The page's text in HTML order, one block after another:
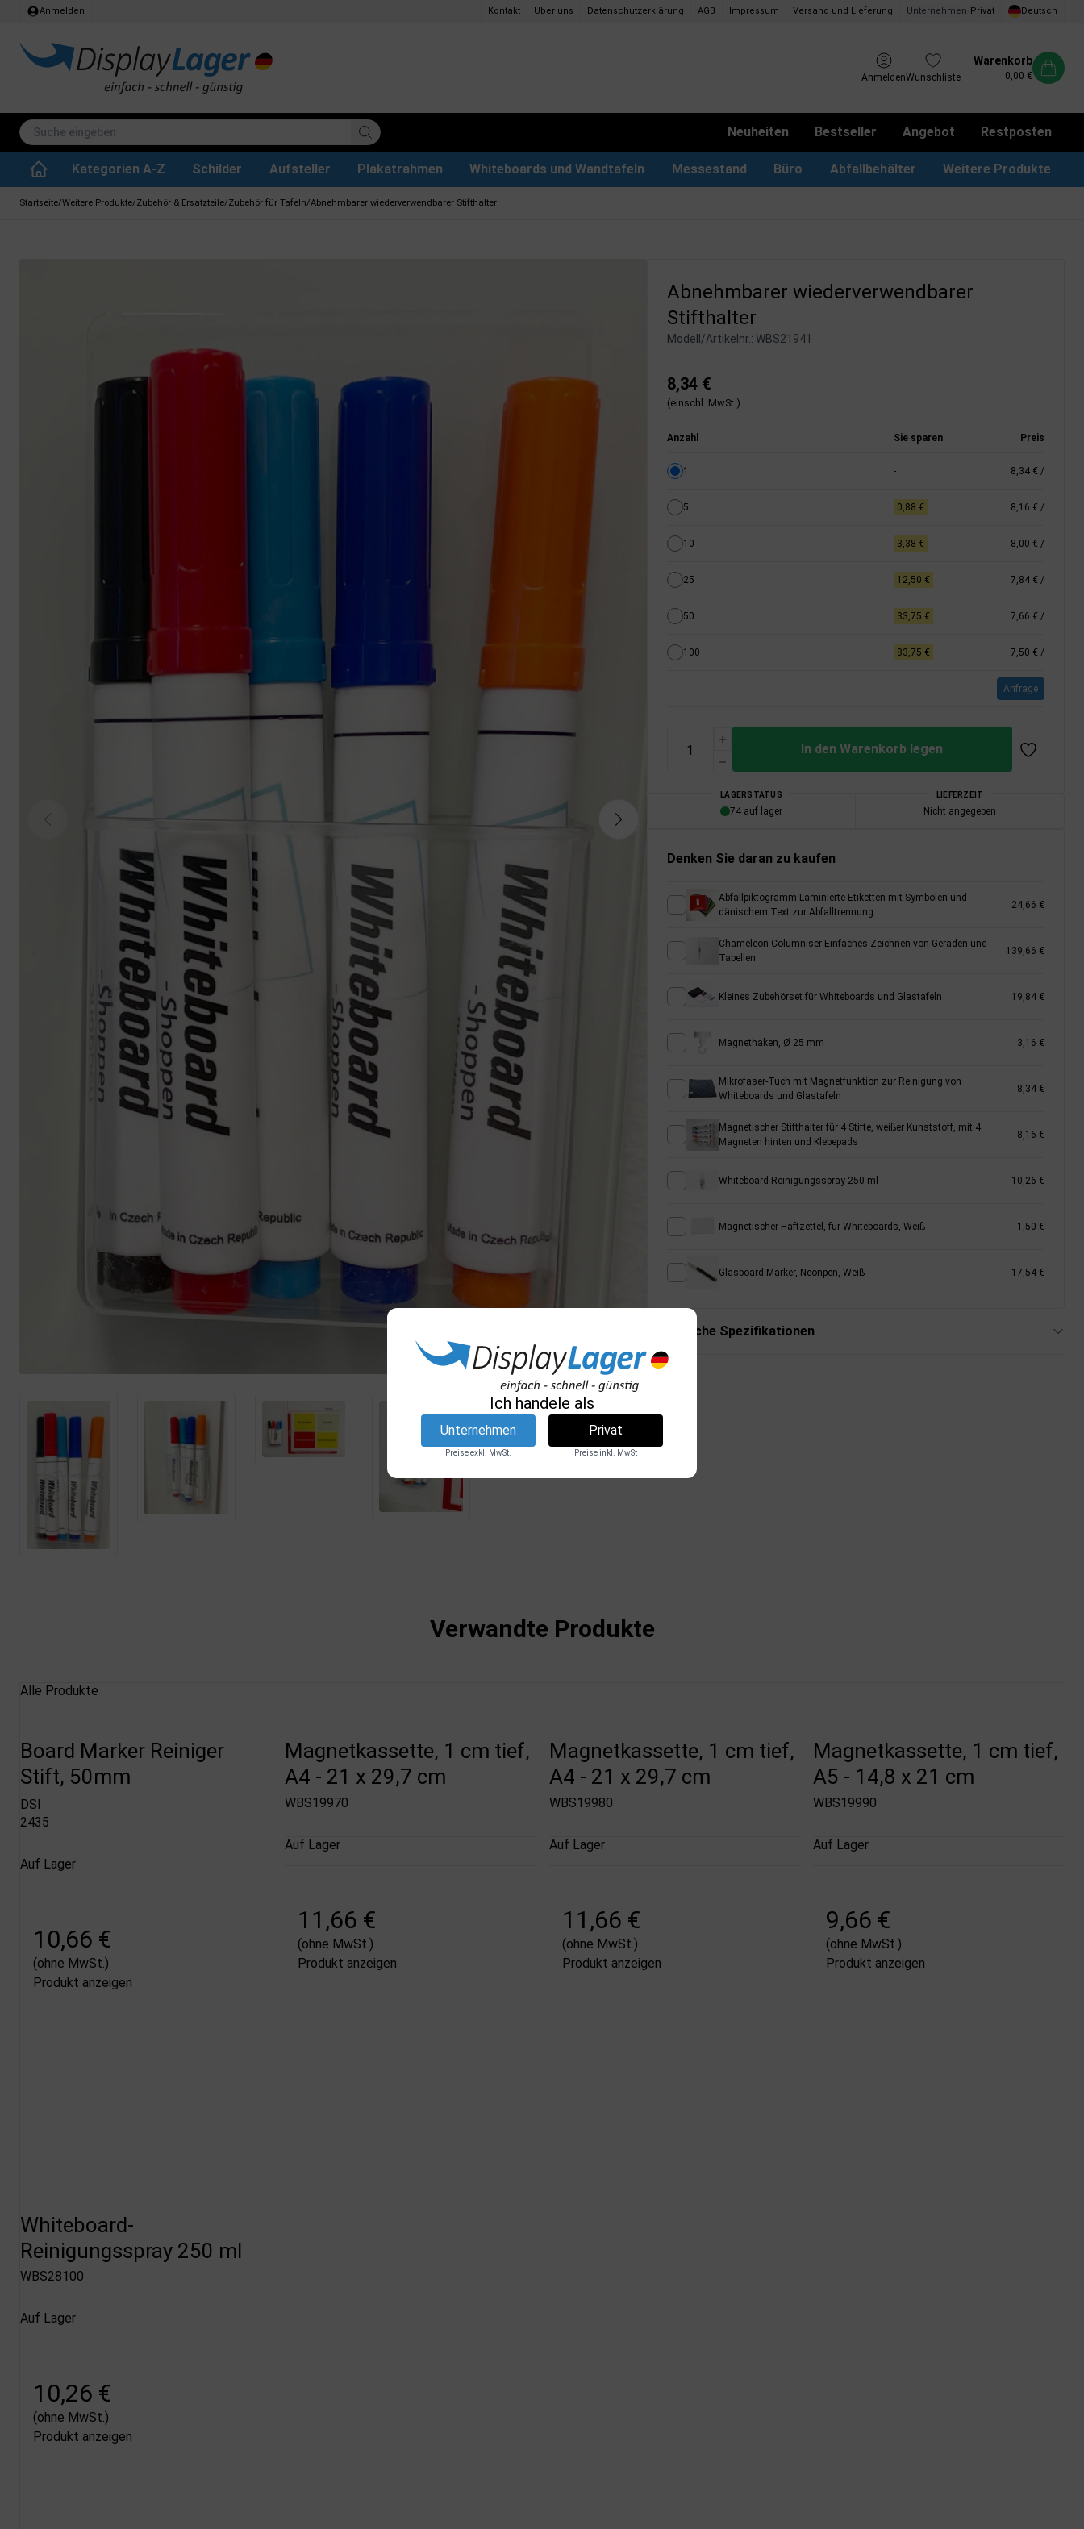
Anmelden Kontakt Über uns Datenschutzerklärung AGB Impressum Versand und Lieferung Unternehmen Privat Deutsch
AnmeldenWunschliste
Warenkorb
0,00 €
Neuheiten Bestseller Angebot Restposten
Kategorien A-Z Schilder Aufsteller Plakatrahmen Whiteboards und Wandtafeln Messestand Büro Abfallbehälter Weitere Produkte
Startseite/Weitere Produkte/Zubehör & Ersatzteile/Zubehör für Tafeln/Abnehmbarer wiederverwendbarer Stifthalter
Abnehmbarer wiederverwendbarer
Stifthalter
Modell/Artikelnr.: WBS21941
8,34 €
(einschl. MwSt.)
Anzahl Sie sparen Preis
1 - 8,34 € /
5 0,88 € 8,16 € /
10 3,38 € 8,00 € /
25 12,50 € 7,84 € /
50 33,75 € 7,66 € /
100 83,75 € 7,50 € /
Anfrage
In den Warenkorb legen
LAGERSTATUS
74 auf lager
LIEFERZEIT
Nicht angegeben
Denken Sie daran zu kaufen
Abfallpiktogramm Laminierte Etiketten mit Symbolen und
dänischem Text zur Abfalltrennung
24,66 €
Chameleon Columniser Einfaches Zeichnen von Geraden und
Tabellen
139,66 €
Kleines Zubehörset für Whiteboards und Glastafeln 19,84 €
Magnethaken, Ø 25 mm 3,16 €
Mikrofaser-Tuch mit Magnetfunktion zur Reinigung von
Whiteboards und Glastafeln
8,34 €
Magnetischer Stifthalter für 4 Stifte, weißer Kunststoff, mit 4
Magneten hinten und Klebepads
8,16 €
Whiteboard-Reinigungsspray 250 ml 10,26 €
Magnetischer Haftzettel, für Whiteboards, Weiß 1,50 €
Glasboard Marker, Neonpen, Weiß 17,54 €
Technische Spezifikationen
Verwandte Produkte
Alle Produkte
Board Marker Reiniger
Stift, 50mm
DSI
2435
Auf Lager
10,66 €
(ohne MwSt.)
Produkt anzeigen
Magnetkassette, 1 cm tief,
A4 - 21 x 29,7 cm
WBS19970
Auf Lager
11,66 €
(ohne MwSt.)
Produkt anzeigen
Magnetkassette, 1 cm tief,
A4 - 21 x 29,7 cm
WBS19980
Auf Lager
11,66 €
(ohne MwSt.)
Produkt anzeigen
Magnetkassette, 1 cm tief,
A5 - 14,8 x 21 cm
WBS19990
Auf Lager
9,66 €
(ohne MwSt.)
Produkt anzeigen
Whiteboard-
Reinigungsspray 250 ml
WBS28100
Auf Lager
10,26 €
(ohne MwSt.)
Produkt anzeigen
Ich handele als
Unternehmen
Preise exkl. MwSt.
Privat
Preise inkl. MwSt